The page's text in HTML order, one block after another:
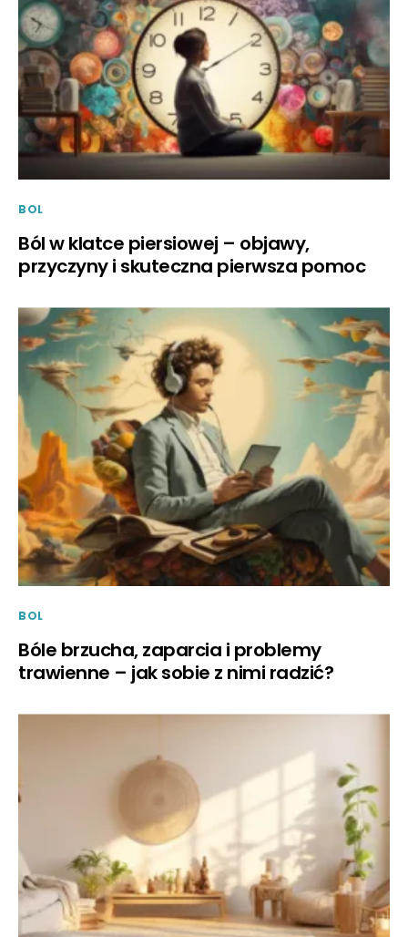
BOL
Ból w klatce piersiowej – objawy,
przyczyny i skuteczna pierwsza pomoc
BOL
Bóle brzucha, zaparcia i problemy
trawienne – jak sobie z nimi radzić?